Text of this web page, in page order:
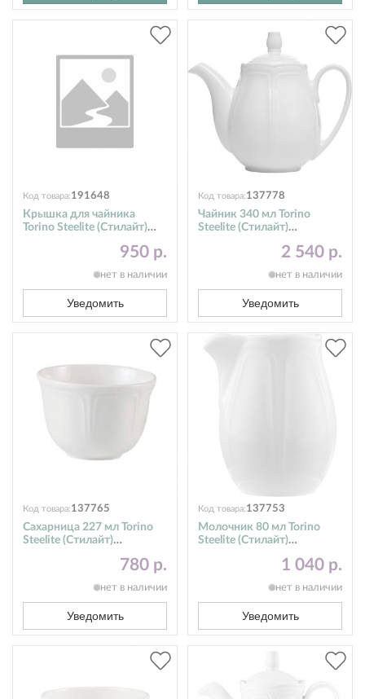
Код товара:191648
Крышка для чайника
Torino Steelite (Стилайт)
950 р.
нет в наличии
Уведомить
Код товара:137778
Чайник 340 мл Torino
Steelite (Стилайт)
2 540 р.
нет в наличии
Уведомить
Код товара:137765
Сахарница 227 мл Torino
Steelite (Стилайт)
780 р.
нет в наличии
Уведомить
Код товара:137753
Молочник 80 мл Torino
Steelite (Стилайт)
1 040 р.
нет в наличии
Уведомить